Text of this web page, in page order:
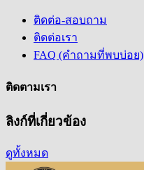
ติดต่อ-สอบถาม
ติดต่อเรา
FAQ (คำถามที่พบบ่อย)
ติดตามเรา
ลิงก์ที่เกี่ยวข้อง
ดูทั้งหมด